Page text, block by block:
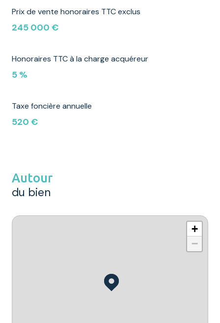
Prix de vente honoraires TTC exclus
245 000 €
Honoraires TTC à la charge acquéreur
5 %
Taxe foncière annuelle
520 €
Autour
du bien
+
−